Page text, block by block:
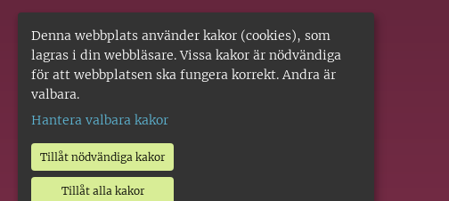
Denna webbplats använder kakor (cookies), som
lagras i din webbläsare. Vissa kakor är nödvändiga
för att webbplatsen ska fungera korrekt. Andra är
valbara.
Hantera valbara kakor
Tillåt nödvändiga kakor
Tillåt alla kakor